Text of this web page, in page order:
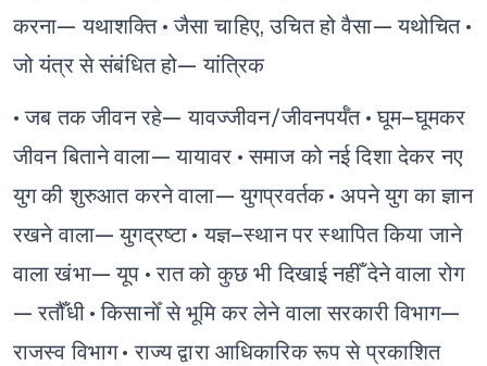
करना— यथाशक्ति • जैसा चाहिए, उचित हो वैसा— यथोचित •
जो यंत्र से संबंधित हो— यांत्रिक
• जब तक जीवन रहे— यावज्जीवन/जीवनपर्यँत • घूम–घूमकर
जीवन बिताने वाला— यायावर • समाज को नई दिशा देकर नए
युग की शुरुआत करने वाला— युगप्रवर्तक • अपने युग का ज्ञान
रखने वाला— युगद्रष्टा • यज्ञ–स्थान पर स्थापित किया जाने
वाला खंभा— यूप • रात को कुछ भी दिखाई नहीँ देने वाला रोग
— रतौँधी • किसानोँ से भूमि कर लेने वाला सरकारी विभाग—
राजस्व विभाग • राज्य द्वारा आधिकारिक रूप से प्रकाशित